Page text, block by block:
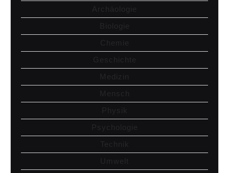
Archäologie
Biologie
Chemie
Geschichte
Medizin
Mensch
Physik
Psychologie
Technik
Umwelt